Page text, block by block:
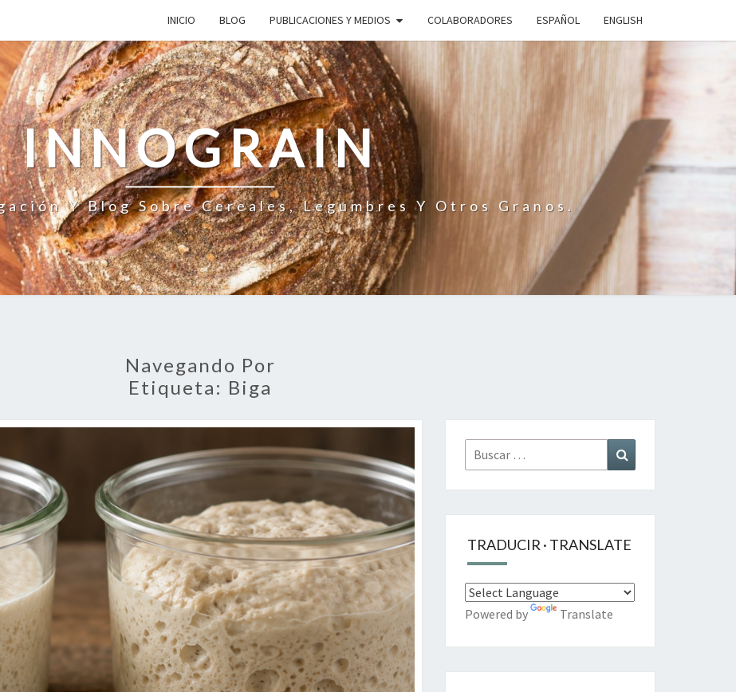
INICIO BLOG PUBLICACIONES Y MEDIOS COLABORADORES ESPAÑOL ENGLISH
INNOGRAIN
Y Blog Sobre Cereales, Legumbres Y Otros Granos.
Navegando Por
Etiqueta: Biga
Buscar
por:
TRADUCIR · TRANSLATE
Powered by Translate